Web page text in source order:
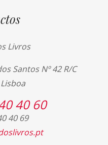
Livros
Santos Nº 42 R/C
40 60
40 69